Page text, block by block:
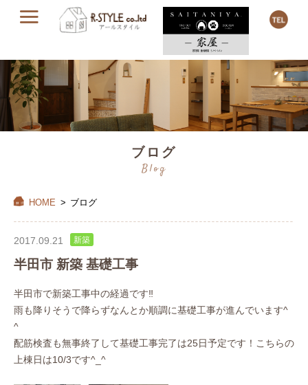
ブログ
Blog
HOME > ブログ
2017.09.21 新築
半田市 新築 基礎工事
半田市で新築工事中の経過です‼︎
雨も降りそうで降らずなんとか順調に基礎工事が進んでいます^
^
配筋検査も無事終了して基礎工事完了は25日予定です！ こちらの
上棟日は10/3です^_^